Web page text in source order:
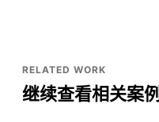
RELATED WORK
继续查看相关案例